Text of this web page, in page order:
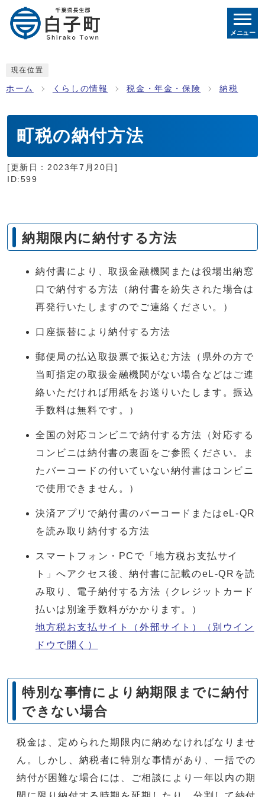
メニュー
現在位置
ホーム くらしの情報 税金・年金・保険 納税
町税の納付方法
[更新日： 2023年7月20日 ]
ID:599
納期限内に納付する方法
納付書により、取扱金融機関または役場出納窓
口で納付する方法（納付書を紛失された場合は
再発行いたしますのでご連絡ください。）
口座振替により納付する方法
郵便局の払込取扱票で振込む方法（県外の方で
当町指定の取扱金融機関がない場合などはご連
絡いただければ用紙をお送りいたします。振込
手数料は無料です。）
全国の対応コンビニで納付する方法（対応する
コンビニは納付書の裏面をご参照ください。ま
たバーコードの付いていない納付書はコンビニ
で使用できません。）
決済アプリで納付書のバーコードまたはeL-QR
を読み取り納付する方法
スマートフォン・PCで「地方税お支払サイ
ト」へアクセス後、納付書に記載のeL-QRを読
み取り、電子納付する方法（クレジットカード
払いは別途手数料がかかります。）
地方税お支払サイト（外部サイト）
（別ウイン
ドウで開く）
特別な事情により納期限までに納付
できない場合
税金は、定められた期限内に納めなければなりませ
ん。しかし、納税者に特別な事情があり、一括での
納付が困難な場合には、ご相談により一年以内の期